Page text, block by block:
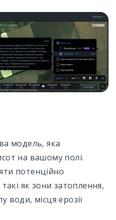
модель, яка
на вашому полі.
потенційно
як зони затоплення,
води, місця ерозії